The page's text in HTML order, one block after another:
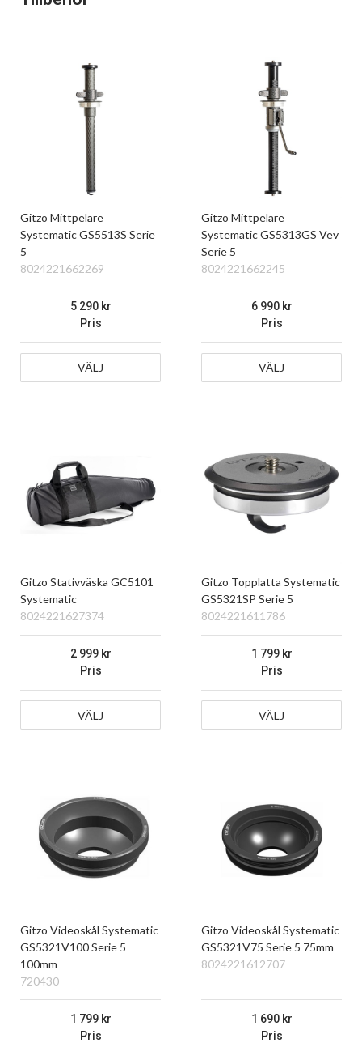
Gitzo Mittpelare
Systematic GS5513S Serie
5
8024221662269
Pris
5 290
VÄLJ
Gitzo Mittpelare
Systematic GS5313GS Vev
Serie 5
8024221662245
Pris
6 990
VÄLJ
Gitzo Stativväska GC5101
Systematic
8024221627374
Pris
2 999
VÄLJ
Gitzo Topplatta Systematic
GS5321SP Serie 5
8024221611786
Pris
1 799
VÄLJ
Gitzo Videoskål Systematic
GS5321V100 Serie 5
100mm
720430
Pris
1 799
Gitzo Videoskål Systematic
GS5321V75 Serie 5 75mm
8024221612707
Pris
1 690